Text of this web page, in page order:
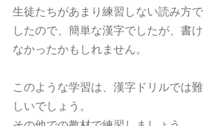
生徒たちがあまり練習しない読み方で
したので、簡単な漢字でしたが、書け
なかったかもしれません。
このような学習は、漢字ドリルでは難
しいでしょう。